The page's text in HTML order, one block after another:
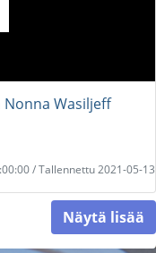
Wasiljeff
/ Tallennettu 2021-05-13
Näytä lisää